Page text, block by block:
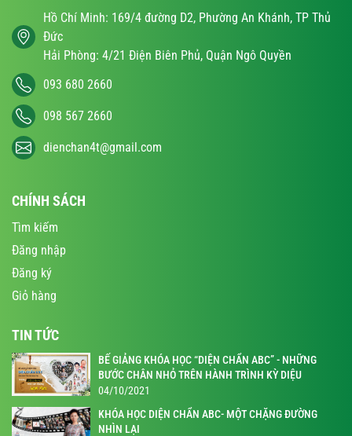
Hồ Chí Minh: 169/4 đường D2, Phường An Khánh, TP Thủ
Đức
Hải Phòng: 4/21 Điện Biên Phủ, Quận Ngô Quyền
093 680 2660
098 567 2660
dienchan4t@gmail.com
CHÍNH SÁCH
Tìm kiếm
Đăng nhập
Đăng ký
Giỏ hàng
TIN TỨC
BẾ GIẢNG KHÓA HỌC “DIỆN CHẨN ABC” - NHỮNG
BƯỚC CHÂN NHỎ TRÊN HÀNH TRÌNH KỲ DIỆU
04/10/2021
KHÓA HỌC DIỆN CHẨN ABC- MỘT CHẶNG ĐƯỜNG
NHÌN LẠI